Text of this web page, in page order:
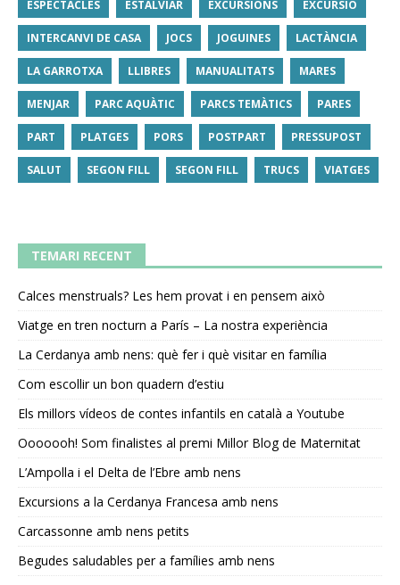
ESPECTACLES ESTALVIAR EXCURSIONS EXCURSIÓ
INTERCANVI DE CASA JOCS JOGUINES LACTÀNCIA
LA GARROTXA LLIBRES MANUALITATS MARES
MENJAR PARC AQUÀTIC PARCS TEMÀTICS PARES
PART PLATGES PORS POSTPART PRESSUPOST
SALUT SEGON FILL SEGON FILL TRUCS VIATGES
TEMARI RECENT
Calces menstruals? Les hem provat i en pensem això
Viatge en tren nocturn a París – La nostra experiència
La Cerdanya amb nens: què fer i què visitar en família
Com escollir un bon quadern d’estiu
Els millors vídeos de contes infantils en català a Youtube
Ooooooh! Som finalistes al premi Millor Blog de Maternitat
L’Ampolla i el Delta de l’Ebre amb nens
Excursions a la Cerdanya Francesa amb nens
Carcassonne amb nens petits
Begudes saludables per a famílies amb nens